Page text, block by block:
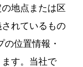
地点または区
れているもの
位置情報・
す。当社で